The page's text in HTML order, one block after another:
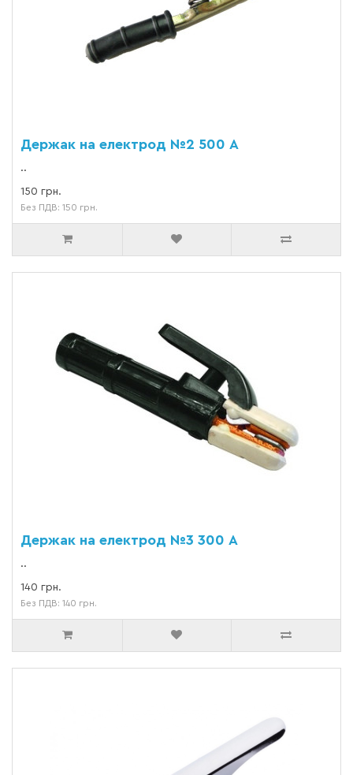
Держак на електрод №2 500 А
..
150 грн.
Без ПДВ: 150 грн.
Держак на електрод №3 300 А
..
140 грн.
Без ПДВ: 140 грн.